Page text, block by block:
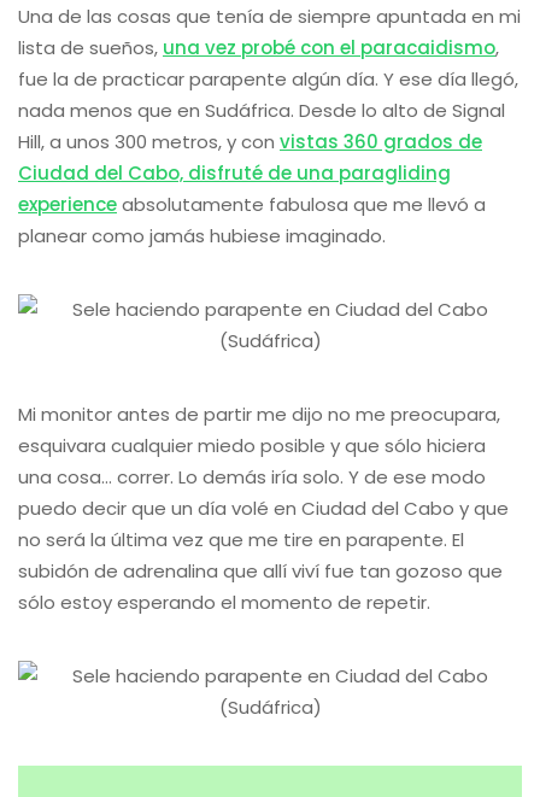
Una de las cosas que tenía de siempre apuntada en mi
lista de sueños, una vez probé con el paracaidismo,
fue la de practicar parapente algún día. Y ese día llegó,
nada menos que en Sudáfrica. Desde lo alto de Signal
Hill, a unos 300 metros, y con vistas 360 grados de
Ciudad del Cabo, disfruté de una paragliding
experienceabsolutamente fabulosa que me llevó a
planear como jamás hubiese imaginado.
Mi monitor antes de partir me dijo no me preocupara,
esquivara cualquier miedo posible y que sólo hiciera
una cosa… correr. Lo demás iría solo. Y de ese modo
puedo decir que un día volé en Ciudad del Cabo y que
no será la última vez que me tire en parapente. El
subidón de adrenalina que allí viví fue tan gozoso que
sólo estoy esperando el momento de repetir.